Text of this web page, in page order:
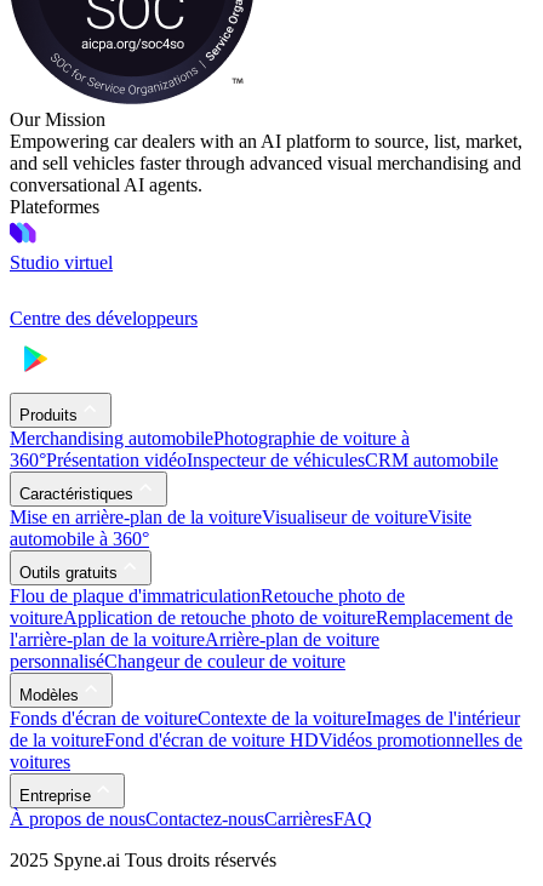
Our Mission
Empowering car dealers with an AI platform to source, list, market,
and sell vehicles faster through advanced visual merchandising and
conversational AI agents.
Plateformes
Studio virtuel
Centre des développeurs
Produits
Merchandising automobilePhotographie de voiture à
360°Présentation vidéoInspecteur de véhiculesCRM automobile
Caractéristiques
Mise en arrière-plan de la voitureVisualiseur de voitureVisite
automobile à 360°
Outils gratuits
Flou de plaque d'immatriculationRetouche photo de
voitureApplication de retouche photo de voitureRemplacement de
l'arrière-plan de la voitureArrière-plan de voiture
personnaliséChangeur de couleur de voiture
Modèles
Fonds d'écran de voitureContexte de la voitureImages de l'intérieur
de la voitureFond d'écran de voiture HDVidéos promotionnelles de
voitures
Entreprise
À propos de nousContactez-nousCarrièresFAQ
2025 Spyne.ai Tous droits réservés